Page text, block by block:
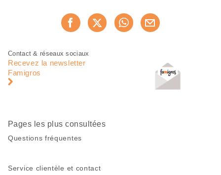
Recommander maintenant
Pied
page
Navigation
pied
Contact & réseaux sociaux
Recevez la newsletter
Famigros
Pages les plus consultées
Questions fréquentes
Service clientèle et contact